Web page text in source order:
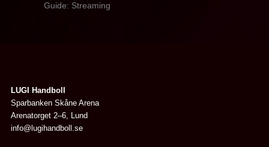
Guide: Streaming
LUGI Handboll
Sparbanken Skåne Arena
Arenatorget 2–6, Lund
info@lugihandboll.se